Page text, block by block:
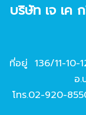
บริษัท เจ เค
ที่อยู่ 136/11-10-
อ.
โทร.02-920-